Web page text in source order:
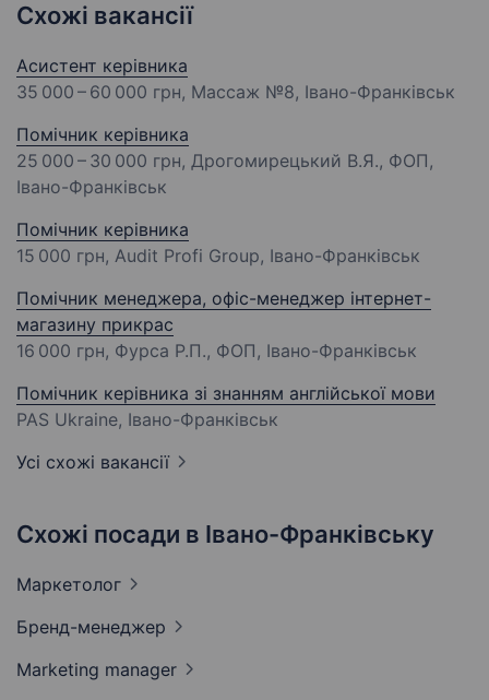
Схожі вакансії
Асистент керівника
35 000 – 60 000 грн, Массаж №8, Івано-Франківськ
Помічник керівника
25 000 – 30 000 грн, Дрогомирецький В.Я., ФОП,
Івано-Франківськ
Помічник керівника
15 000 грн, Audit Profi Group, Івано-Франківськ
Помічник менеджера, офіс-менеджер інтернет-
магазину прикрас
16 000 грн, Фурса Р.П., ФОП, Івано-Франківськ
Помічник керівника зі знанням англійської мови
PAS Ukraine, Івано-Франківськ
Усі схожі вакансії
Схожі посади в Івано-Франківську
Маркетолог
Бренд-менеджер
Marketing manager